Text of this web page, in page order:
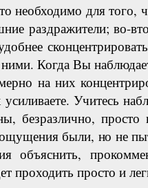
необходимо для того,
раздражители; во-
ними. Когда Вы
на них
Учитесь
безразлично, просто
ощущения были, но не
объяснить,
проходить просто и